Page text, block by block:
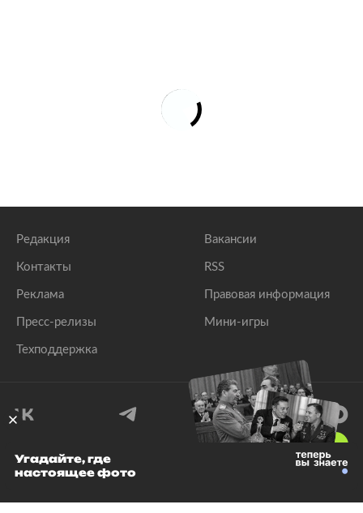
Редакция
Контакты
Реклама
Пресс-релизы
Техподдержка
Вакансии
RSS
Правовая информация
Мини-игры
© 1999–2026 Все права защищены.
Угадайте, где
настоящее фото